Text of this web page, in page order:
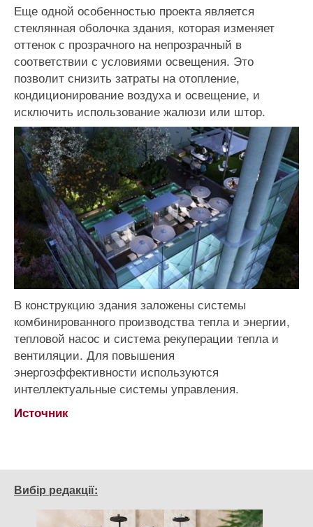
Еще одной особенностью проекта является
стеклянная оболочка здания, которая изменяет
оттенок с прозрачного на непрозрачный в
соответствии с условиями освещения. Это
позволит снизить затраты на отопление,
кондиционирование воздуха и освещение, и
исключить использование жалюзи или штор.
В конструкцию здания заложены системы
комбинированного производства тепла и энергии,
тепловой насос и система рекуперации тепла и
вентиляции. Для повышения
энергоэффективности используются
интеллектуальные системы управления.
Источник
Вибір редакції: